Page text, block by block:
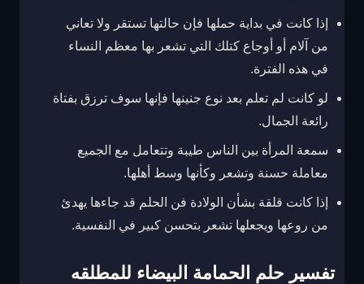
إذا كانت في بداية حملها فإن حالتها تستقر ولا تعاني
من آلام أو أوجاع كتلك التي تشعر بها معظم النساء
في هذه الفترة.
لو كانت لم تعلم بعد نوع جنينها فإنها سوف ترزق بفتاة
رائعة الجمال.
سمعة المرأة بين الناس طيبة وتتعامل مع الجميع
معاملة حسنة وتشعر وكأنها وسط أهلها.
إذا كانت قلقة بشأن الولادة فن الحلم قد جاءها يهدئ
من روعها ويجعلها تشعر بتحسن كبير في النفسية.
تفسير حلم الحمامة البيضاء للمطلقه